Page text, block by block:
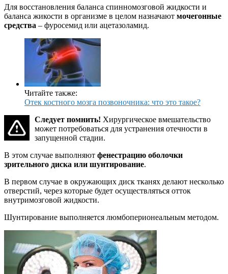
Для восстановления баланса спинномозговой жидкости и
баланса жикости в организме в целом назначают мочегонные
средства – фуросемид или ацетазоламид.
Читайте также:
Отек костного мозга позвоночника: что это такое?
Следует помнить! Хирургическое вмешательство
может потребоваться для устранения отечности в
запущенной стадии.
В этом случае выполняют фенестрацию оболочки
зрительного диска или шунтирование.
В первом случае в окружающих диск тканях делают несколько
отверстий, через которые будет осуществляться отток
внутримозговой жидкости.
Шунтирование выполняется люмбоперионеальным методом.